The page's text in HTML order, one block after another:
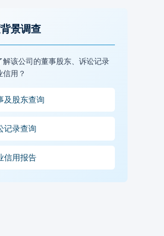
景调查
解该公司的董事股东、诉讼记录
信用？
及股东查询
记录查询
信用报告